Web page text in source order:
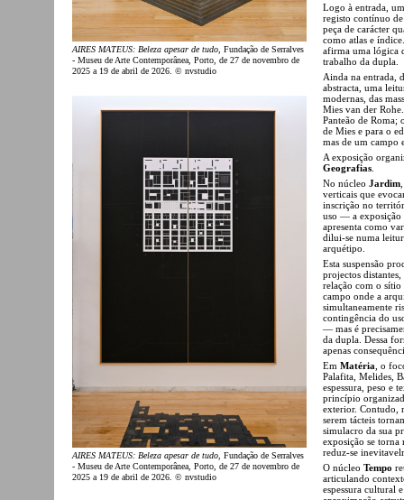
AIRES MATEUS: Beleza apesar de tudo , Fundação de Serralves
- Museu de Arte Contemporânea, Porto, de 27 de novembro de
2025 a 19 de abril de 2026. © nvstudio
AIRES MATEUS: Beleza apesar de tudo , Fundação de Serralves
- Museu de Arte Contemporânea, Porto, de 27 de novembro de
2025 a 19 de abril de 2026. © nvstudio
Logo à entrada,
registo contínuo de
peça de carácter
como atlas e
afirma uma lógica
trabalho da dupla.
Ainda na entrada,
abstracta, uma
modernas, das
Mies van der
Panteão de Roma;
de Mies e para o
mas de um campo
A exposição
Geografias
No núcleo Jardim
verticais que
inscrição no
uso — a exposição
apresenta como
dilui-se numa
arquétipo.
Esta suspensão
projectos
relação com o
campo onde a
simultaneamente
contingência do
— mas é
da dupla. Dessa
apenas
Em Matéria , o
Palafita, Melides,
espessura, peso e
princípio
exterior. Contudo,
serem tácteis
simulacro da sua
exposição se
reduz-se
O núcleo Tempo
articulando
espessura cultural